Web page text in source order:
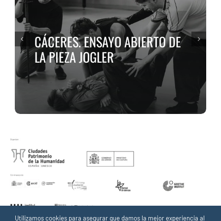
CÁCERES. TALLER INFANTIL DE
ARTESANÍA GIRASOLES
Utilizamos cookies para asegurar que damos la mejor experiencia al